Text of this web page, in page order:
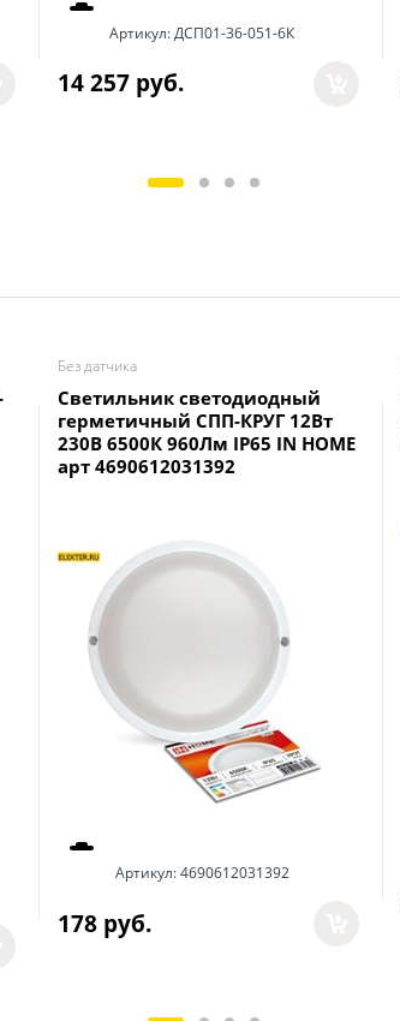
Артикул:ДСП01-36-051-6К
14 257 руб.
Без датчика
Светильник светодиодный
герметичный СПП-КРУГ 12Вт
230В 6500К 960Лм IP65 IN HOME
арт 4690612031392
Артикул:4690612031392
178 руб.